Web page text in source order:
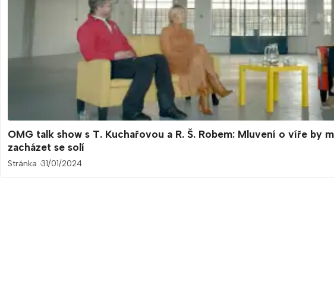
OMG talk show s T. Kuchařovou a R. Š. Robem: Mluvení o víře by
zacházet se solí
Stránka 31/01/2024